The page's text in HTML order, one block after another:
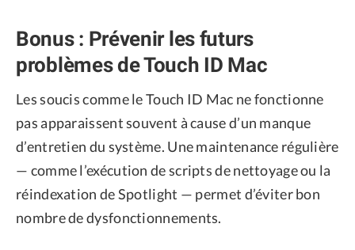
Bonus : Prévenir les futurs
problèmes de Touch ID Mac
Les soucis comme le Touch ID Mac ne fonctionne
pas apparaissent souvent à cause d’un manque
d’entretien du système. Une maintenance régulière
— comme l’exécution de scripts de nettoyage ou la
réindexation de Spotlight — permet d’éviter bon
nombre de dysfonctionnements.